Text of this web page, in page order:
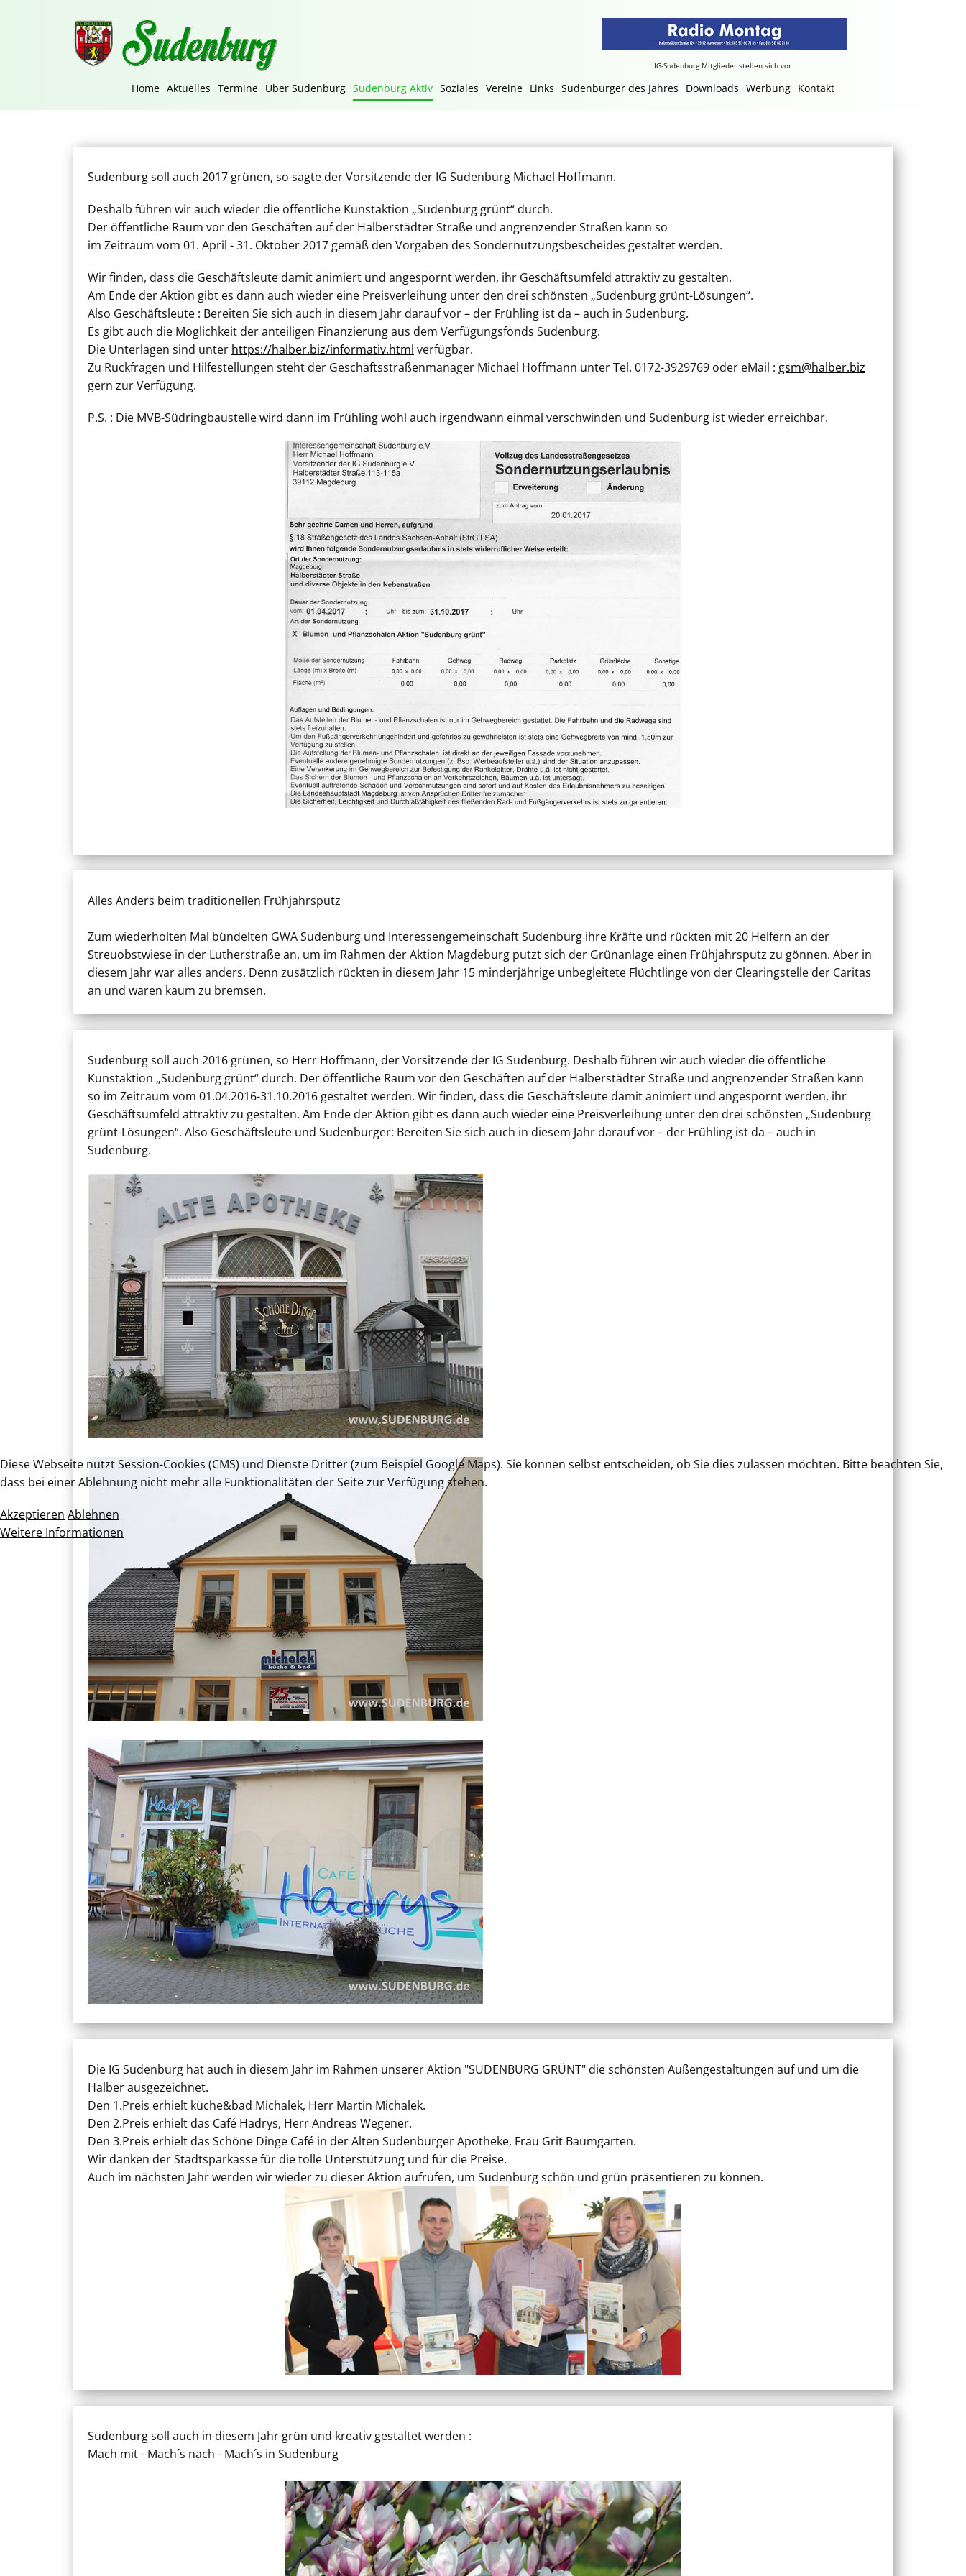
IG-Sudenburg Mitglieder stellen sich vor
Home Aktuelles Termine Über Sudenburg Sudenburg Aktiv Soziales Vereine Links Sudenburger des Jahres Downloads Werbung Kontakt
Sudenburg soll auch 2017 grünen, so sagte der Vorsitzende der IG Sudenburg Michael Hoffmann.
Deshalb führen wir auch wieder die öffentliche Kunstaktion „Sudenburg grünt“ durch.
Der öffentliche Raum vor den Geschäften auf der Halberstädter Straße und angrenzender Straßen kann so
im Zeitraum vom 01. April - 31. Oktober 2017 gemäß den Vorgaben des Sondernutzungsbescheides gestaltet werden.
Wir finden, dass die Geschäftsleute damit animiert und angespornt werden, ihr Geschäftsumfeld attraktiv zu gestalten.
Am Ende der Aktion gibt es dann auch wieder eine Preisverleihung unter den drei schönsten „Sudenburg grünt-Lösungen“.
Also Geschäftsleute : Bereiten Sie sich auch in diesem Jahr darauf vor – der Frühling ist da – auch in Sudenburg.
Es gibt auch die Möglichkeit der anteiligen Finanzierung aus dem Verfügungsfonds Sudenburg.
Die Unterlagen sind unter https://halber.biz/informativ.html verfügbar.
Zu Rückfragen und Hilfestellungen steht der Geschäftsstraßenmanager Michael Hoffmann unter Tel. 0172-3929769 oder eMail : gsm@halber.biz
gern zur Verfügung.
P.S. : Die MVB-Südringbaustelle wird dann im Frühling wohl auch irgendwann einmal verschwinden und Sudenburg ist wieder erreichbar.
Alles Anders beim traditionellen Frühjahrsputz
Zum wiederholten Mal bündelten GWA Sudenburg und Interessengemeinschaft Sudenburg ihre Kräfte und rückten mit 20 Helfern an der
Streuobstwiese in der Lutherstraße an, um im Rahmen der Aktion Magdeburg putzt sich der Grünanlage einen Frühjahrsputz zu gönnen. Aber in
diesem Jahr war alles anders. Denn zusätzlich rückten in diesem Jahr 15 minderjährige unbegleitete Flüchtlinge von der Clearingstelle der Caritas
an und waren kaum zu bremsen.
Sudenburg soll auch 2016 grünen, so Herr Hoffmann, der Vorsitzende der IG Sudenburg. Deshalb führen wir auch wieder die öffentliche
Kunstaktion „Sudenburg grünt“ durch. Der öffentliche Raum vor den Geschäften auf der Halberstädter Straße und angrenzender Straßen kann
so im Zeitraum vom 01.04.2016-31.10.2016 gestaltet werden. Wir finden, dass die Geschäftsleute damit animiert und angespornt werden, ihr
Geschäftsumfeld attraktiv zu gestalten. Am Ende der Aktion gibt es dann auch wieder eine Preisverleihung unter den drei schönsten „Sudenburg
grünt-Lösungen“. Also Geschäftsleute und Sudenburger: Bereiten Sie sich auch in diesem Jahr darauf vor – der Frühling ist da – auch in
Sudenburg.
Die IG Sudenburg hat auch in diesem Jahr im Rahmen unserer Aktion "SUDENBURG GRÜNT" die schönsten Außengestaltungen auf und um die
Halber ausgezeichnet.
Den 1.Preis erhielt küche&bad Michalek, Herr Martin Michalek.
Den 2.Preis erhielt das Café Hadrys, Herr Andreas Wegener.
Den 3.Preis erhielt das Schöne Dinge Café in der Alten Sudenburger Apotheke, Frau Grit Baumgarten.
Wir danken der Stadtsparkasse für die tolle Unterstützung und für die Preise.
Auch im nächsten Jahr werden wir wieder zu dieser Aktion aufrufen, um Sudenburg schön und grün präsentieren zu können.
Sudenburg soll auch in diesem Jahr grün und kreativ gestaltet werden :
Mach mit - Mach´s nach - Mach´s in Sudenburg
Diese Webseite nutzt Session-Cookies (CMS) und Dienste Dritter (zum Beispiel Google Maps). Sie können selbst entscheiden, ob Sie dies zulassen möchten. Bitte beachten Sie,
dass bei einer Ablehnung nicht mehr alle Funktionalitäten der Seite zur Verfügung stehen.
Akzeptieren Ablehnen
Weitere Informationen